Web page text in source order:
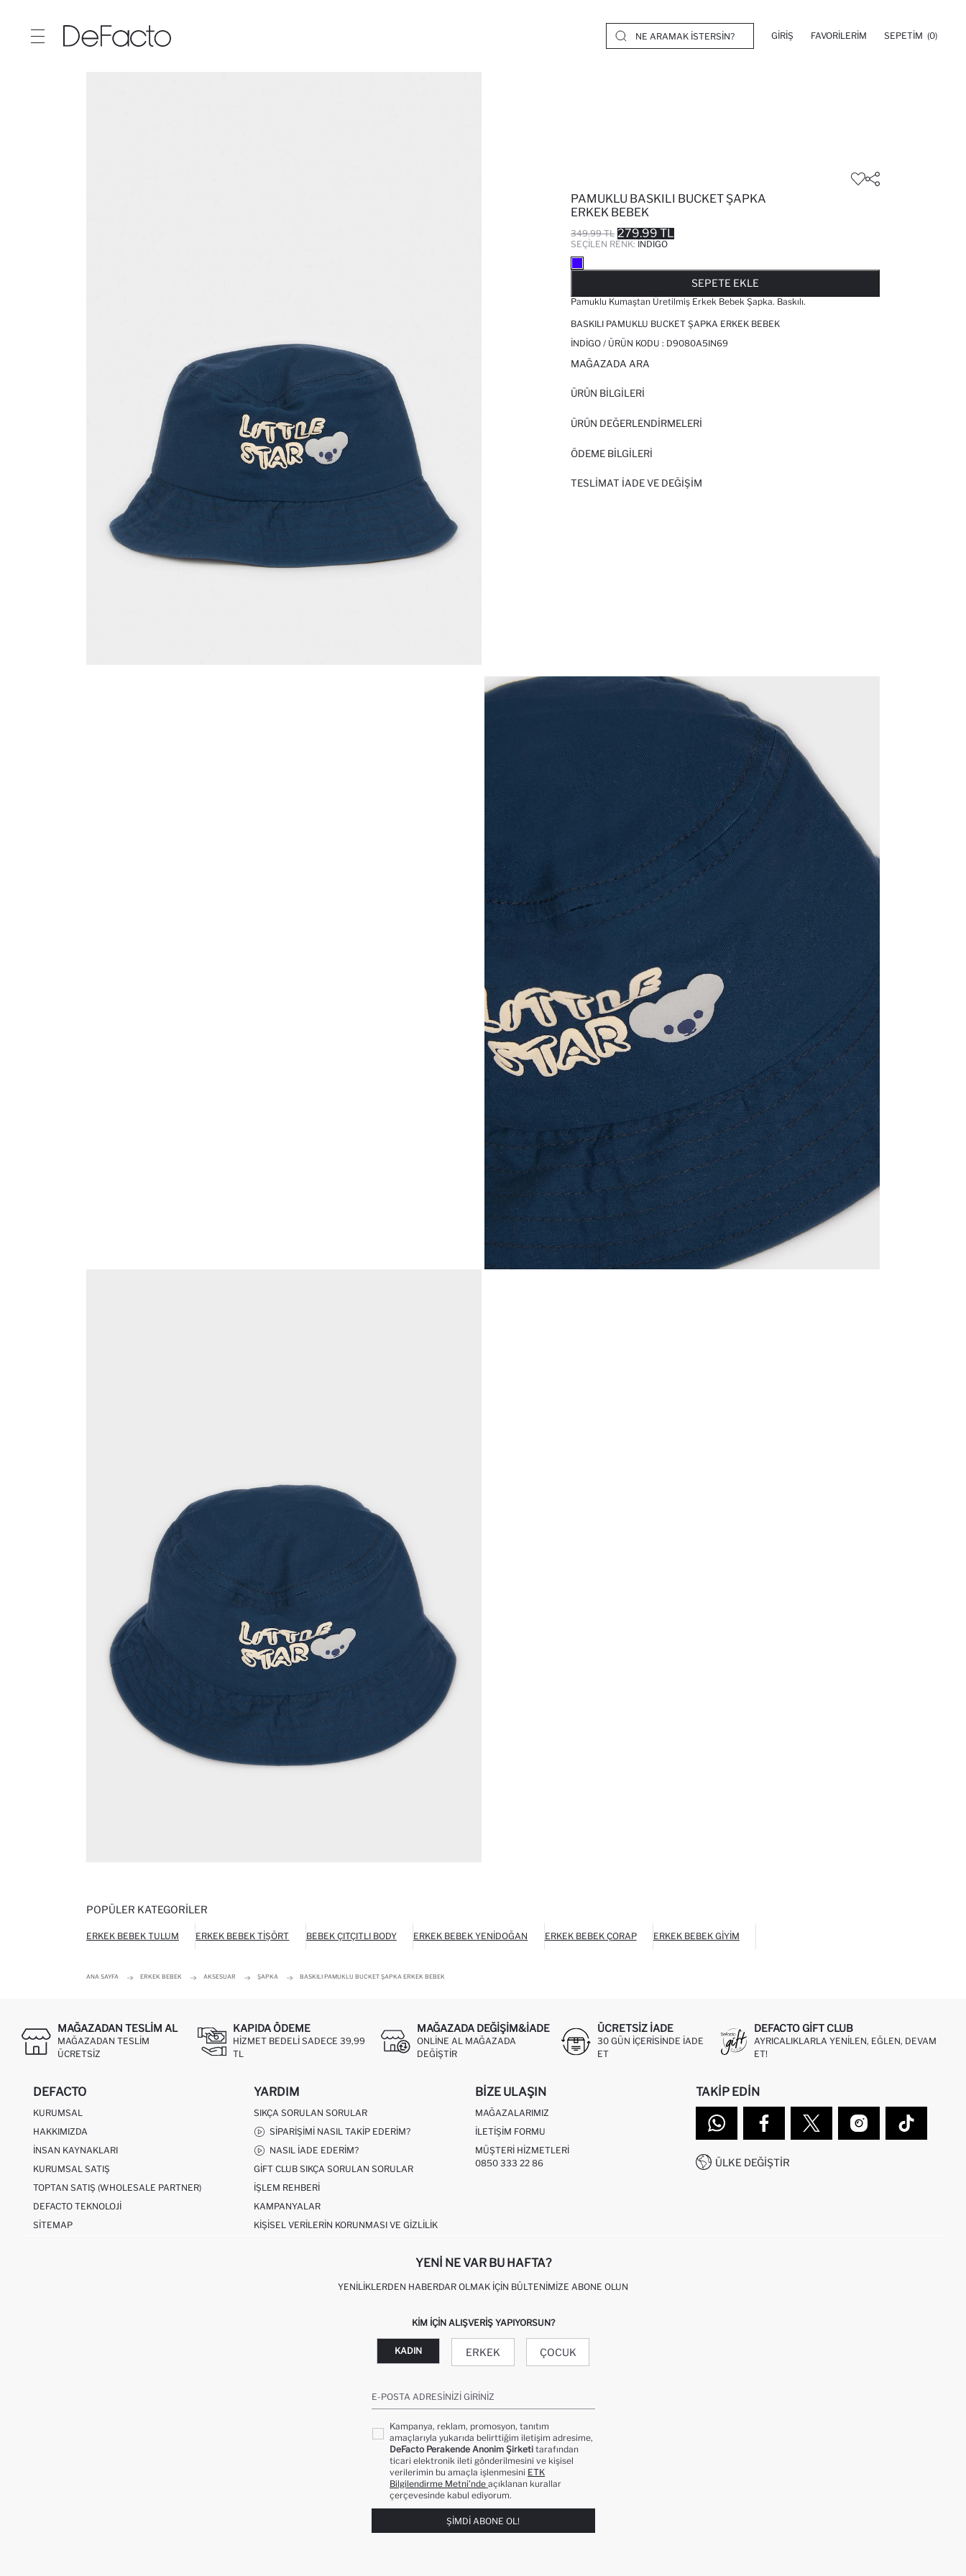
GIRIŞ FAVORILERIM SEPETIM (0)
PAMUKLU BASKILI BUCKET ŞAPKA
ERKEK BEBEK
349.99 TL 279.99 TL
SEÇILEN RENK: İNDIGO
SEPETE EKLE
Pamuklu Kumaştan Üretilmiş Erkek Bebek Şapka. Baskılı.
BASKILI PAMUKLU BUCKET ŞAPKA ERKEK BEBEK
İNDIGO / ÜRÜN KODU : D9080A5IN69
MAĞAZADA ARA
ÜRÜN BILGILERI
ÜRÜN DEĞERLENDİRMELERİ
ÖDEME BİLGİLERİ
TESLIMAT İADE VE DEĞIŞIM
POPÜLER KATEGORILER
ERKEK BEBEK TULUM ERKEK BEBEK TIŞÖRT BEBEK ÇITÇITLI BODY ERKEK BEBEK YENIDOĞAN ERKEK BEBEK ÇORAP ERKEK BEBEK GIYIM
ANA SAYFA ERKEK BEBEK AKSESUAR ŞAPKA BASKILI PAMUKLU BUCKET ŞAPKA ERKEK BEBEK
MAĞAZADAN TESLIM AL
MAĞAZADAN TESLIM
ÜCRETSIZ
KAPIDA ÖDEME
HIZMET BEDELI SADECE 39,99
TL
MAĞAZADA DEĞIŞIM&İADE
ONLINE AL MAĞAZADA
DEĞIŞTIR
ÜCRETSIZ IADE
30 GÜN IÇERISINDE IADE
ET
DEFACTO GIFT CLUB
AYRICALIKLARLA YENILEN, EĞLEN, DEVAM
ET!
DEFACTO
KURUMSAL
HAKKIMIZDA
İNSAN KAYNAKLARI
KURUMSAL SATIŞ
TOPTAN SATIŞ (WHOLESALE PARTNER)
DEFACTO TEKNOLOJI
SITEMAP
YARDIM
SIKÇA SORULAN SORULAR
SIPARIŞIMI NASIL TAKIP EDERIM?
NASIL İADE EDERIM?
GIFT CLUB SIKÇA SORULAN SORULAR
İŞLEM REHBERI
KAMPANYALAR
KIŞISEL VERILERIN KORUNMASI VE GIZLILIK
BIZE ULAŞIN
MAĞAZALARIMIZ
İLETIŞIM FORMU
MÜŞTERI HIZMETLERI
0850 333 22 86
TAKIP EDIN
ÜLKE DEĞIŞTIR
YENI NE VAR BU HAFTA?
YENILIKLERDEN HABERDAR OLMAK İÇIN BÜLTENIMIZE ABONE OLUN
KIM IÇIN ALIŞVERIŞ YAPIYORSUN?
KADIN ERKEK ÇOCUK
E-POSTA ADRESINIZI GIRINIZ
Kampanya, reklam, promosyon, tanıtım
amaçlarıyla yukarıda belirttiğim iletişim adresime,
DeFacto Perakende Anonim Şirketi tarafından
ticari elektronik ileti gönderilmesini ve kişisel
verilerimin bu amaçla işlenmesini ETK
Bilgilendirme Metni’nde açıklanan kurallar
çerçevesinde kabul ediyorum.
ŞIMDI ABONE OL!